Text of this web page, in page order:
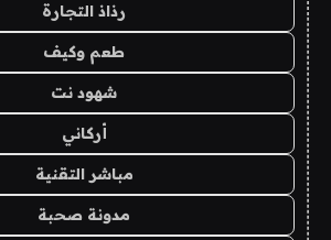
رذاذ التجارة
طعم وكيف
شهود نت
أركاني
مباشر التقنية
مدونة صحبة